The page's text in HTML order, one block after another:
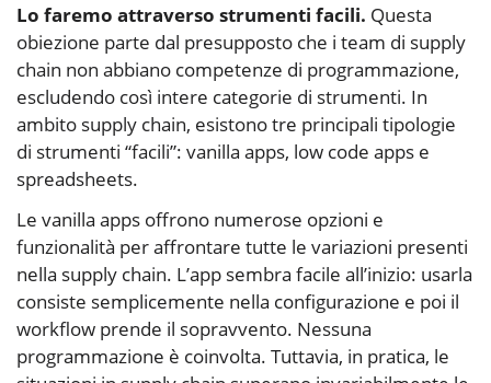
Lo faremo attraverso strumenti facili. Questa
obiezione parte dal presupposto che i team di supply
chain non abbiano competenze di programmazione,
escludendo così intere categorie di strumenti. In
ambito supply chain, esistono tre principali tipologie
di strumenti “facili”: vanilla apps, low code apps e
spreadsheets.
Le vanilla apps offrono numerose opzioni e
funzionalità per affrontare tutte le variazioni presenti
nella supply chain. L’app sembra facile all’inizio: usarla
consiste semplicemente nella configurazione e poi il
workflow prende il sopravvento. Nessuna
programmazione è coinvolta. Tuttavia, in pratica, le